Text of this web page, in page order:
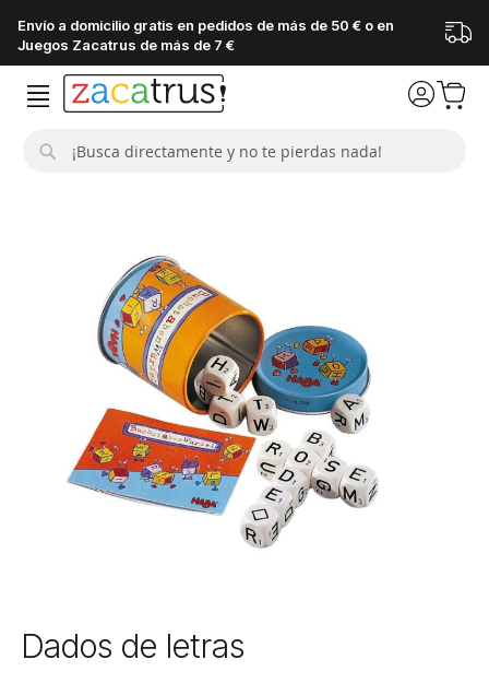
Envío a domicilio gratis en pedidos de más de 50 € o en
Juegos Zacatrus de más de 7 €
Saltar
al
Dados de letras